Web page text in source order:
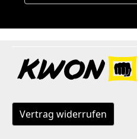
Vertrag widerrufen